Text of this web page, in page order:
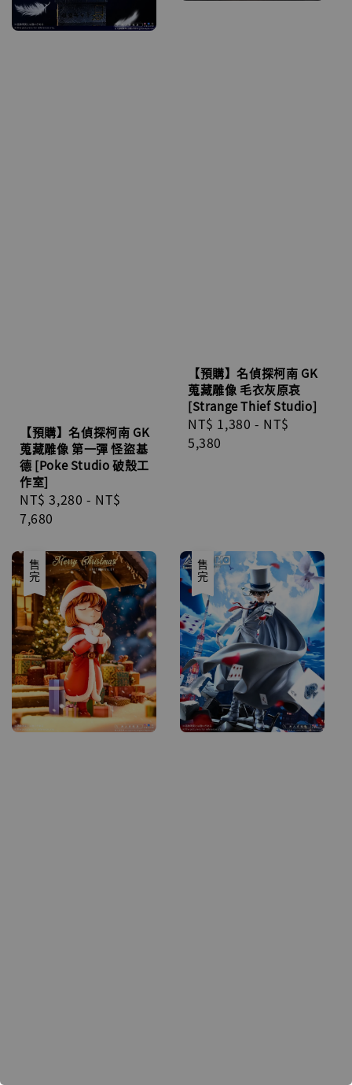
【預購】名偵探柯南 GK
蒐藏雕像 第一彈 怪盜基
德 [Poke Studio 破殼工
作室]
Regular
price
NT$ 3,280 - NT$
7,680
【預購】名偵探柯南 GK
蒐藏雕像 毛衣灰原哀
[Strange Thief Studio]
Regular
price
NT$ 1,380 - NT$
5,380
售完 售完